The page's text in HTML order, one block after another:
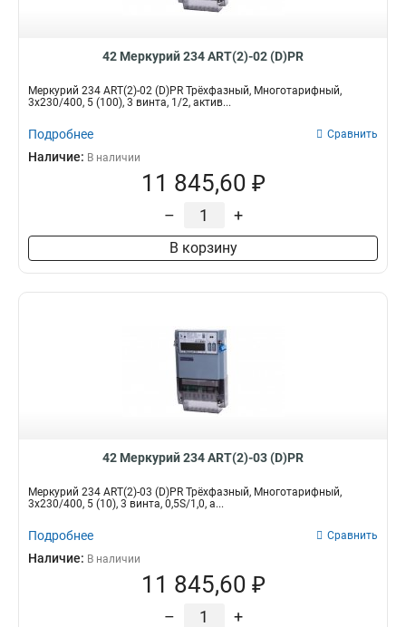
42 Меркурий 234 ART(2)-02 (D)PR
Меркурий 234 ART(2)-02 (D)PR Трёхфазный, Многотарифный,
3x230/400, 5 (100), 3 винта, 1/2, актив...
Подробнее Сравнить
Наличие: В наличии
11 845,60 ₽
– +
В корзину
42 Меркурий 234 ART(2)-03 (D)PR
Меркурий 234 ART(2)-03 (D)PR Трёхфазный, Многотарифный,
3x230/400, 5 (10), 3 винта, 0,5S/1,0, а...
Подробнее Сравнить
Наличие: В наличии
11 845,60 ₽
– +